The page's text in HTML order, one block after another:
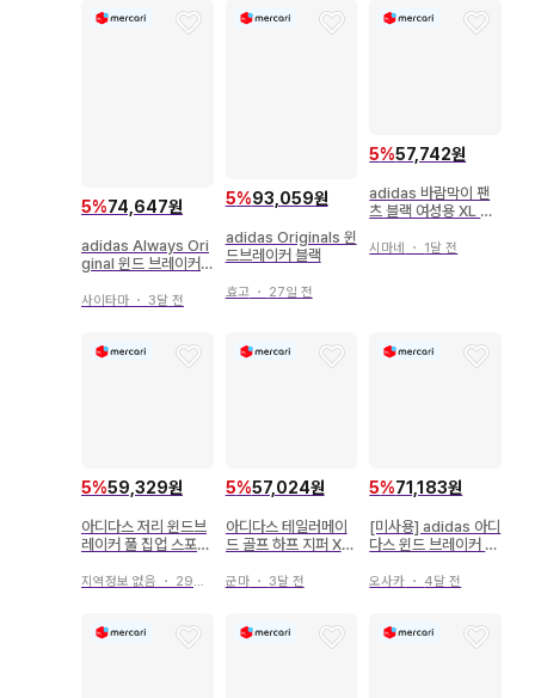
5%74,647원
adidas Always Ori
ginal 윈드 브레이커
사이타마 ・ 3달 전
5%93,059원
adidas Originals 윈
드브레이커 블랙
효고・ 27일 전
5%57,742원
adidas 바람막이 팬
츠 블랙 여성용 XL 미
시마네 ・ 1달 전
5%59,329원
아디다스 저리 윈드브
레이커 풀 집업 스포츠
지역정보 없음 ・ 29일 전
5%57,024원
아디다스 테일러메이
드 골프 하프 지퍼 XL
군마・ 3달 전
5%71,183원
[미사용] adidas 아디
다스 윈드 브레이커 나
오사카 ・ 4달 전